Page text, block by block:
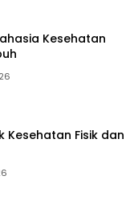
Kesehatan
Kesehatan Fisik dan